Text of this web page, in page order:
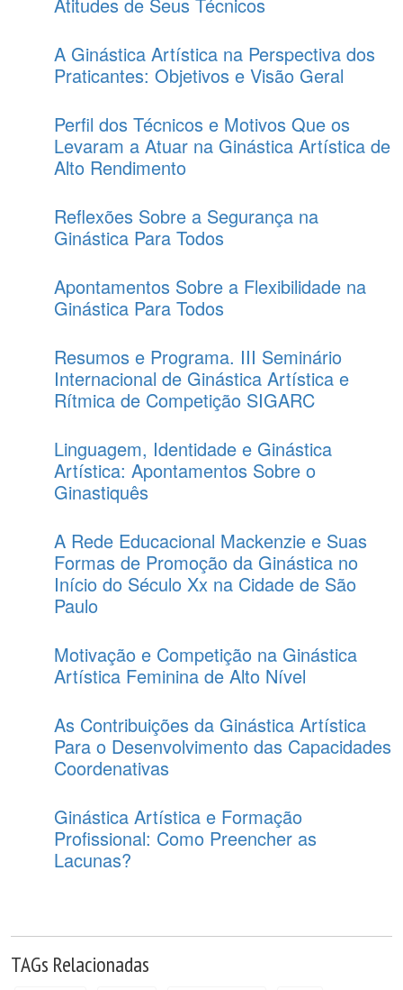
A Ginástica Artística na Perspectiva dos
Praticantes: Objetivos e Visão Geral
Perfil dos Técnicos e Motivos Que os
Levaram a Atuar na Ginástica Artística de
Alto Rendimento
Reflexões Sobre a Segurança na
Ginástica Para Todos
Apontamentos Sobre a Flexibilidade na
Ginástica Para Todos
Resumos e Programa. III Seminário
Internacional de Ginástica Artística e
Rítmica de Competição SIGARC
Linguagem, Identidade e Ginástica
Artística: Apontamentos Sobre o
Ginastiquês
A Rede Educacional Mackenzie e Suas
Formas de Promoção da Ginástica no
Início do Século Xx na Cidade de São
Paulo
Motivação e Competição na Ginástica
Artística Feminina de Alto Nível
As Contribuições da Ginástica Artística
Para o Desenvolvimento das Capacidades
Coordenativas
Ginástica Artística e Formação
Profissional: Como Preencher as
Lacunas?
TAGs Relacionadas